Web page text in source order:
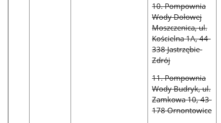
10. Pompownia
Wody Dołowej
Moszczenica, ul.
Kościelna 1A, 44-
338 Jastrzębie-
Zdrój
11. Pompownia
Wody Budryk, ul.
Zamkowa 10, 43-
178 Ornontowice